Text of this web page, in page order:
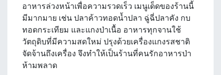
อาหารล่วงหน้าเพื่อความรวดเร็ว เมนูเด็ดของร้านนี้
มีมากมาย เช่น ปลาค้าวทอดน้ำปลา ฉู่ฉี่ปลาคัง กบ
ทอดกระเทียม และแกงป่าเนื้อ อาหารทุกจานใช้
วัตถุดิบที่มีความสดใหม่ ปรุงด้วยเครื่องแกงรสชาติ
จัดจ้านถึงเครื่อง จึงทำให้เป็นร้านที่คนรักอาหารป่า
ห้ามพลาด